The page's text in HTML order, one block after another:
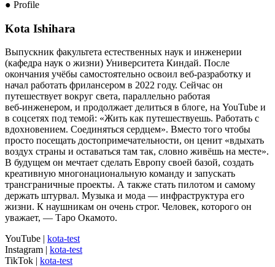
● Profile
Kota Ishihara
Выпускник факультета естественных наук и инженерии
(кафедра наук о жизни) Университета Киндай. После
окончания учёбы самостоятельно освоил веб‑разработку и
начал работать фрилансером в 2022 году. Сейчас он
путешествует вокруг света, параллельно работая
веб‑инженером, и продолжает делиться в блоге, на YouTube и
в соцсетях под темой: «Жить как путешествуешь. Работать с
вдохновением. Соединяться сердцем». Вместо того чтобы
просто посещать достопримечательности, он ценит «вдыхать
воздух страны и оставаться там так, словно живёшь на месте».
В будущем он мечтает сделать Европу своей базой, создать
креативную многонациональную команду и запускать
трансграничные проекты. А также стать пилотом и самому
держать штурвал. Музыка и мода — инфраструктура его
жизни. К наушникам он очень строг. Человек, которого он
уважает, — Таро Окамото.
YouTube | kota-test
Instagram | kota-test
TikTok | kota-test